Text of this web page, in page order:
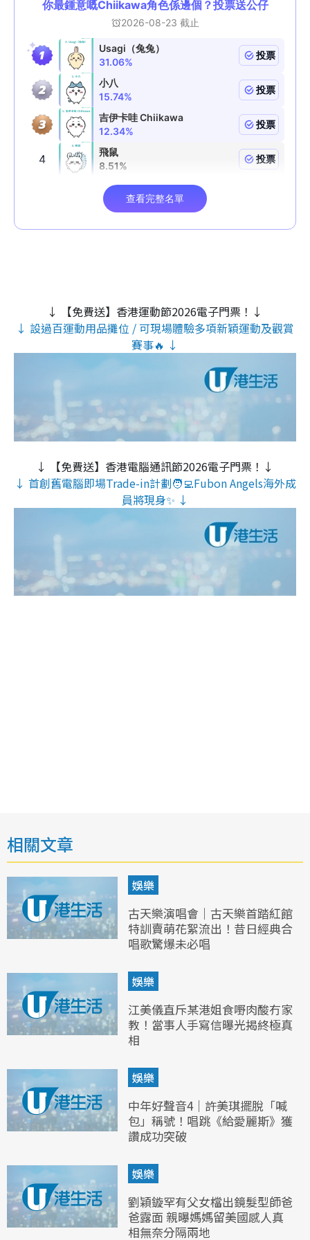
↓ 【免費送】香港運動節2026電子門票！↓
↓ 設過百運動用品攤位 / 可現場體驗多項新穎運動及觀賞
賽事🔥 ↓
↓ 【免費送】香港電腦通訊節2026電子門票！↓
↓ 首創舊電腦即場Trade-in計劃🧑‍💻Fubon Angels海外成
員將現身✨ ↓
相關文章
娛樂
古天樂演唱會｜古天樂首踏紅館
特訓賣萌花絮流出！昔日經典合
唱歌驚爆未必唱
娛樂
江美儀直斥某港姐食嘢肉酸冇家
教！當事人手寫信曝光揭終極真
相
娛樂
中年好聲音4｜許美琪擺脫「喊
包」稱號！唱跳《給愛麗斯》獲
讚成功突破
娛樂
劉穎鏇罕有父女檔出鏡髮型師爸
爸露面 親曝媽媽留美國感人真
相無奈分隔兩地